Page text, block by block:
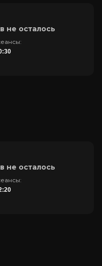
не осталось
не осталось